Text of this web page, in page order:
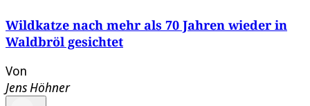
Wildkatze nach mehr als 70 Jahren wieder in
Waldbröl gesichtet
Von
Jens Höhner